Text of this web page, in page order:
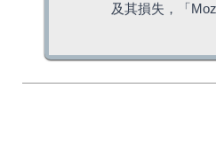
及其損失，「